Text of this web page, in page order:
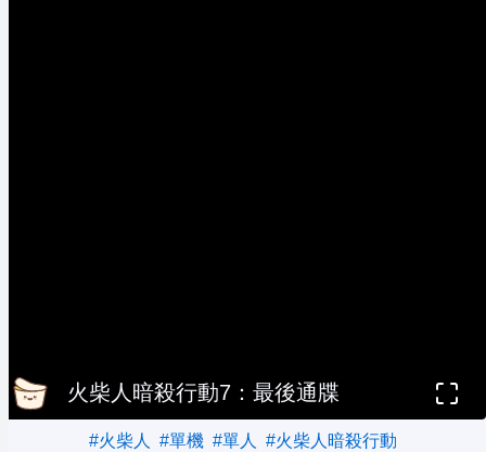
火柴人暗殺行動7：最後通牒
#火柴人 #單機 #單人 #火柴人暗殺行動